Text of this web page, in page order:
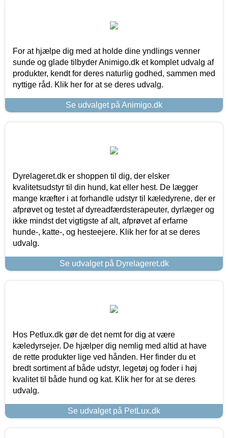
For at hjælpe dig med at holde dine yndlings venner
sunde og glade tilbyder Animigo.dk et komplet udvalg af
produkter, kendt for deres naturlig godhed, sammen med
nyttige råd. Klik her for at se deres udvalg.
Se udvalget på Animigo.dk
Dyrelageret.dk er shoppen til dig, der elsker
kvalitetsudstyr til din hund, kat eller hest. De lægger
mange kræfter i at forhandle udstyr til kæledyrene, der er
afprøvet og testet af dyreadfærdsterapeuter, dyrlæger og
ikke mindst det vigtigste af alt, afprøvet af erfarne
hunde-, katte-, og hesteejere. Klik her for at se deres
udvalg.
Se udvalget på Dyrelageret.dk
Hos Petlux.dk gør de det nemt for dig at være
kæledyrsejer. De hjælper dig nemlig med altid at have
de rette produkter lige ved hånden. Her finder du et
bredt sortiment af både udstyr, legetøj og foder i høj
kvalitet til både hund og kat. Klik her for at se deres
udvalg.
Se udvalget på PetLux.dk